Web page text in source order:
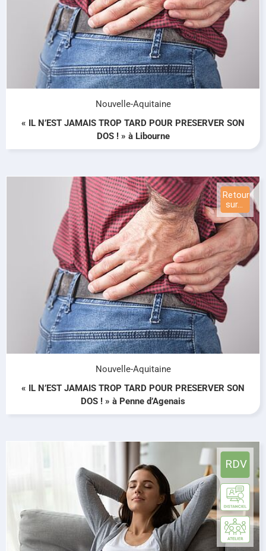
Nouvelle-Aquitaine
« IL N’EST JAMAIS TROP TARD POUR PRESERVER SON
DOS ! » à Libourne
Nouvelle-Aquitaine
« IL N’EST JAMAIS TROP TARD POUR PRESERVER SON
DOS ! » à Penne d’Agenais